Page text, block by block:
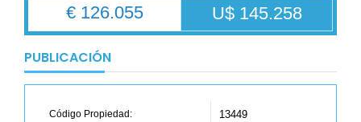
€ 126.055
U$ 145.258
PUBLICACIÓN
Código Propiedad: 13449